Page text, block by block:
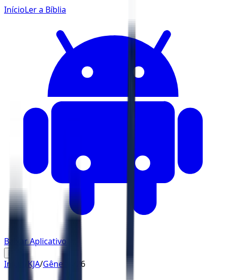
InícioLer a Bíblia
Baixar Aplicativo
☰
Início KJA/Gênesis 26